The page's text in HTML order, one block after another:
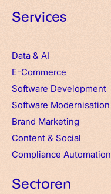
Services
Data & AI
E-Commerce
Software Development
Software Modernisation
Brand Marketing
Content & Social
Compliance Automation
Sectoren